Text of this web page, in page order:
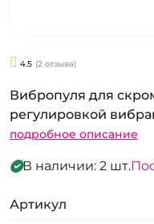
4.5 (2 отзыва)
Вибропуля для
регулировкой
подробное описание
В наличии: 2 шт.
Артикул